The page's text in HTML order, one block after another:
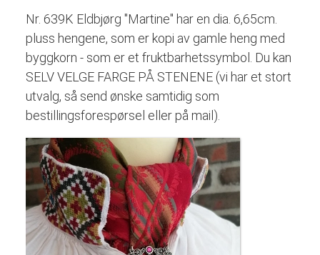
Nr. 639K Eldbjørg "Martine" har en dia. 6,65cm.
pluss hengene, som er kopi av gamle heng med
byggkorn - som er et fruktbarhetssymbol. Du kan
SELV VELGE FARGE PÅ STENENE (vi har et stort
utvalg, så send ønske samtidig som
bestillingsforespørsel eller på mail).